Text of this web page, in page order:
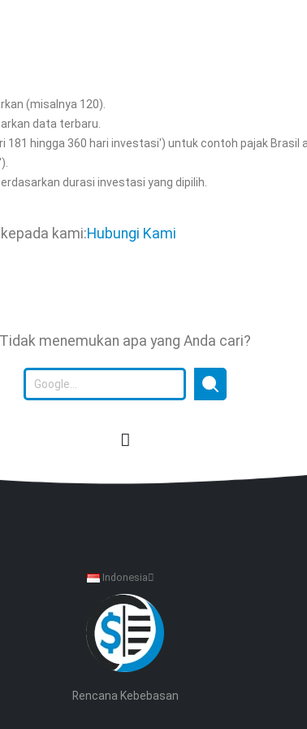
(misalnya 120).
data terbaru.
181 hingga 360 hari investasi') untuk contoh pajak Brasil
durasi investasi yang dipilih.
kami:Hubungi Kami
Tidak menemukan apa yang Anda cari?
Indonesia
Rencana Kebebasan